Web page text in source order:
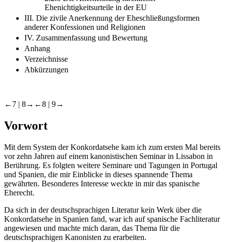
Ehenichtigkeitsurteile in der EU
III. Die zivile Anerkennung der Eheschließungsformen
anderer Konfessionen und Religionen
IV. Zusammenfassung und Bewertung
Anhang
Verzeichnisse
Abkürzungen
←7 | 8→ ←8 | 9→
Vorwort
Mit dem System der Konkordatsehe kam ich zum ersten Mal bereits
vor zehn Jahren auf einem kanonistischen Seminar in Lissabon in
Berührung. Es folgten weitere Seminare und Tagungen in Portugal
und Spanien, die mir Einblicke in dieses spannende Thema
gewährten. Besonderes Interesse weckte in mir das spanische
Eherecht.
Da sich in der deutschsprachigen Literatur kein Werk über die
Konkordatsehe in Spanien fand, war ich auf spanische Fachliteratur
angewiesen und machte mich daran, das Thema für die
deutschsprachigen Kanonisten zu erarbeiten.